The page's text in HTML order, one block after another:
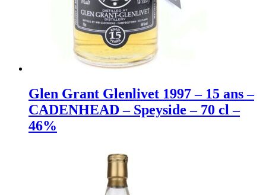
Glen Grant Glenlivet 1997 – 15 ans –
CADENHEAD – Speyside – 70 cl –
46%